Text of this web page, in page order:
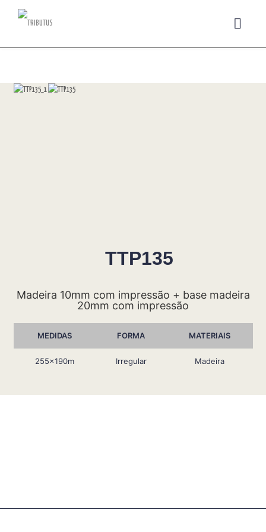
TTP135
Madeira 10mm com impressão + base madeira
20mm com impressão
MEDIDAS FORMA MATERIAIS
255x190m Irregular Madeira